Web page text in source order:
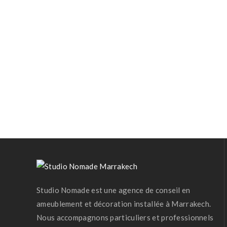
Studio Nomade est une agence de conseil en
ameublement et décoration installée à Marrakech.
Nous accompagnons particuliers et professionnels